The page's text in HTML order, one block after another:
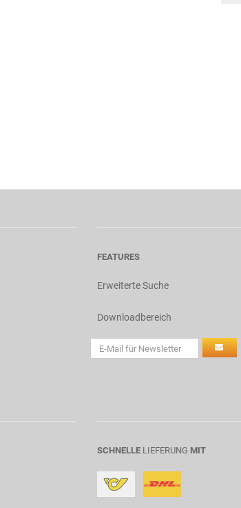
FEATURES
Erweiterte Suche
Downloadbereich
SCHNELLE LIEFERUNG MIT